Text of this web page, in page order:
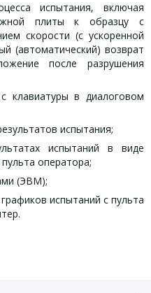
испытания, включая
плиты к образцу с
скорости (с ускоренной
(автоматический) возврат
после разрушения
клавиатуры в диалоговом
испытания;
испытаний в виде
оператора;
(ЭВМ);
испытаний с пульта
ДТС-06-50-50: